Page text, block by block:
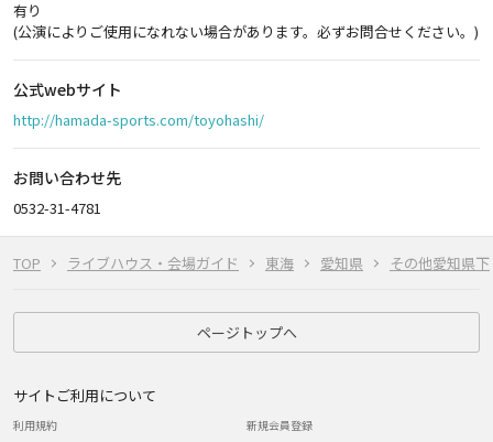
TOP ライブハウス・会場ガイド 東海 愛知県 その他愛知県下
有り
(公演によりご使用になれない場合があります。必ずお問合せください。)
公式webサイト
http://hamada-sports.com/toyohashi/
お問い合わせ先
0532-31-4781
ページトップへ
サイトご利用について
利用規約
新規会員登録